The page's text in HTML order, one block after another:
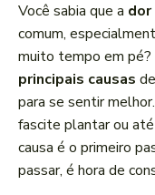
d
o
r
d
e
á
u
d
Você sabia que a dor
comum,
muito tempo em
principais causas
para se sentir
fascite plantar ou
causa é o primeiro
passar, é hora de